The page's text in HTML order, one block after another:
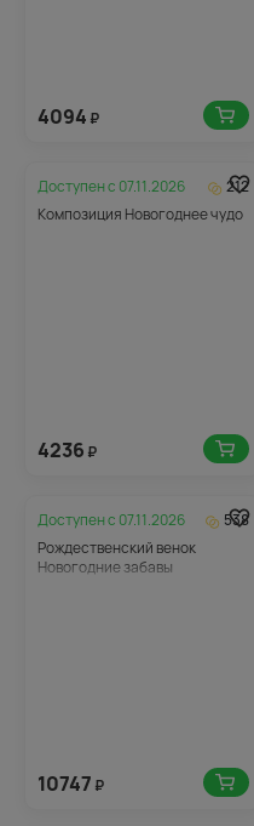
4094 ₽
Доступен с 07.11.2026
212
Композиция Новогоднее чудо
4236 ₽
Доступен с 07.11.2026
538
Рождественский венок
Новогодние забавы
10747 ₽